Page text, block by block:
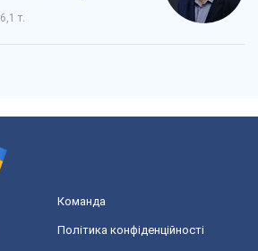
6,1 т.
Команда
Політика конфіденційності